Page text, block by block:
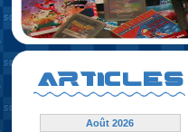
ARTICLES
Août 2026